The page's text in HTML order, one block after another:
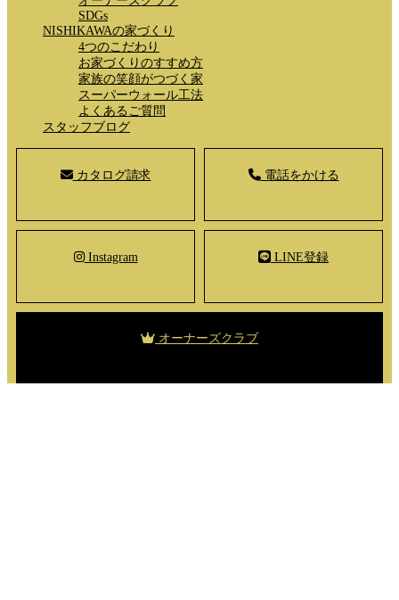
SDGs
NISHIKAWAの家づくり
4つのこだわり
お家づくりのすすめ方
家族の笑顔がつづく家
スーパーウォール工法
よくあるご質問
スタッフブログ
カタログ請求 電話をかける
Instagram LINE登録
オーナーズクラブ